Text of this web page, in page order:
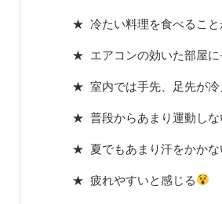
★ 冷たい料理を食べること
★ エアコンの効いた部屋に
★ 室内では手先、足先が冷
★ 普段からあまり運動しな
★ 夏でもあまり汗をかかな
★ 疲れやすいと感じる